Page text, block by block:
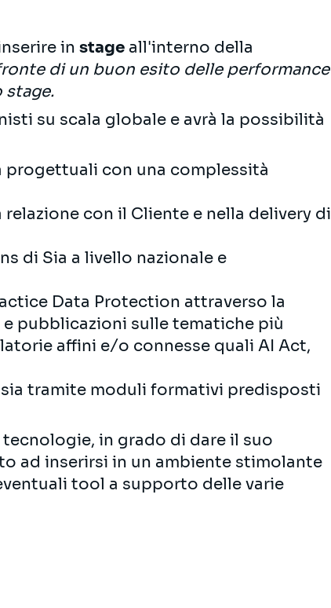
in stage all'interno della
di un buon esito delle performance
stage.
su scala globale e avrà la possibilità
con una complessità
con il Cliente e nella delivery di
di Sia a livello nazionale e
Data Protection attraverso la
pubblicazioni sulle tematiche più
affini e/o connesse quali AI Act,
tramite moduli formativi predisposti
in grado di dare il suo
ad inserirsi in un ambiente stimolante
tool a supporto delle varie